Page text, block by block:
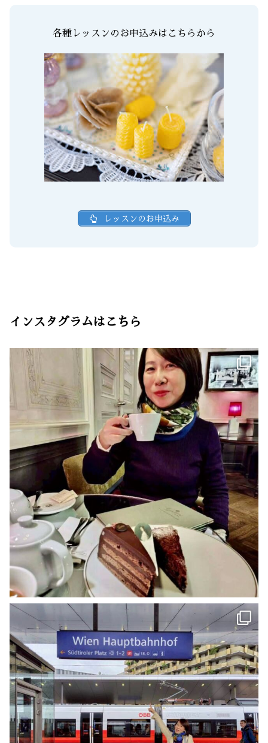
各種レッスンのお申込みはこちらから
レッスンのお申込み
インスタグラムはこちら